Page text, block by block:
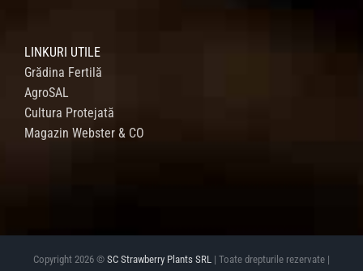
LINKURI UTILE
Grădina Fertilă
AgroSAL
Cultura Protejată
Magazin Webster & CO
Copyright 2026 © SC Strawberry Plants SRL | Toate drepturile rezervate |